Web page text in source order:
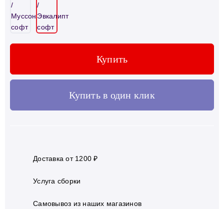
Купить
Купить в один клик
Доставка от 1200 ₽
Услуга сборки
Самовывоз из наших магазинов